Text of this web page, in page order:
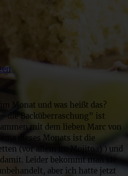
Monat und was heißt das?
die Backüberraschung” ist
mit dem lieben Marc von
dieses Monats ist die
(vor allem im Mojito :) ) und
Leider bekommt man sie
aber ich hatte jetzt